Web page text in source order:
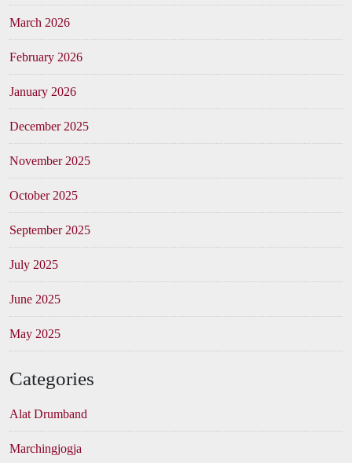
March 2026
February 2026
January 2026
December 2025
November 2025
October 2025
September 2025
July 2025
June 2025
May 2025
Categories
Alat Drumband
Marchingjogja